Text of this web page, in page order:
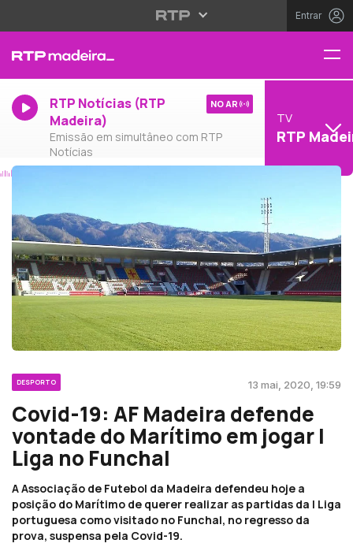
Entrar
RTP Notícias (RTP
Madeira)
Emissão em simultâneo com RTP
Notícias
NO AR
TV
RTP
DESPORTO 13 mai, 2020, 19:59
Covid-19: AF Madeira defende
vontade do Marítimo em jogar I
Liga no Funchal
A Associação de Futebol da Madeira defendeu hoje a
posição do Marítimo de querer realizar as partidas da I Liga
portuguesa como visitado no Funchal, no regresso da
prova, suspensa pela Covid-19.